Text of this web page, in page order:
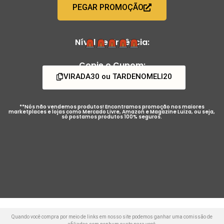
PEGAR PROMOÇÃO
Nível de Urgência:
Copie o Cupom:
VIRADA30 ou TARDENOMELI20
**Nós não vendemos produtos! Encontramos promoção nos maiores
marketplaces e lojas como Mercado Livre, Amazon e Magazine Luiza, ou seja,
só postamos produtos 100% seguros.
Quando você compra por meio de links em nosso site podemos ganhar uma comissão de